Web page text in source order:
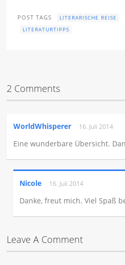
POST TAGS
LITERARISCHE REISE
LITERATURTIPPS
2 Comments
WorldWhisperer 16. Juli 2014
Eine wunderbare Übersicht.
Nicole 16. Juli 2014
Danke, freut mich. Viel Spaß
Leave A Comment